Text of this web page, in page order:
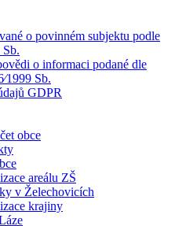
o povinném subjektu podle
Sb.
o informaci podané dle
Sb.
GDPR
obce
areálu ZŠ
v Želechovicích
krajiny